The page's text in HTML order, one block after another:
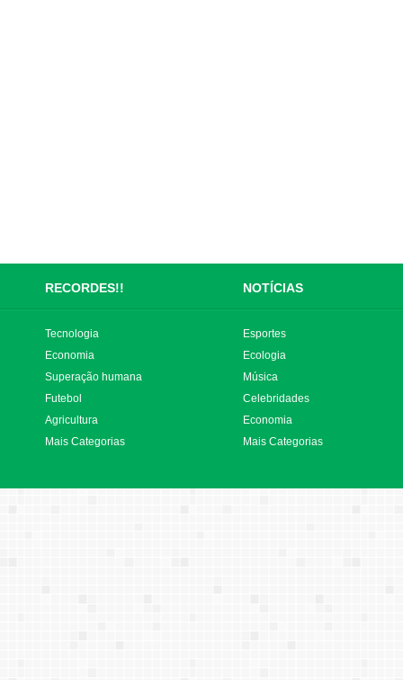
RECORDES!! NOTÍCIAS
Tecnologia
Economia
Superação humana
Futebol
Agricultura
Mais Categorias
Esportes
Ecologia
Música
Celebridades
Economia
Mais Categorias